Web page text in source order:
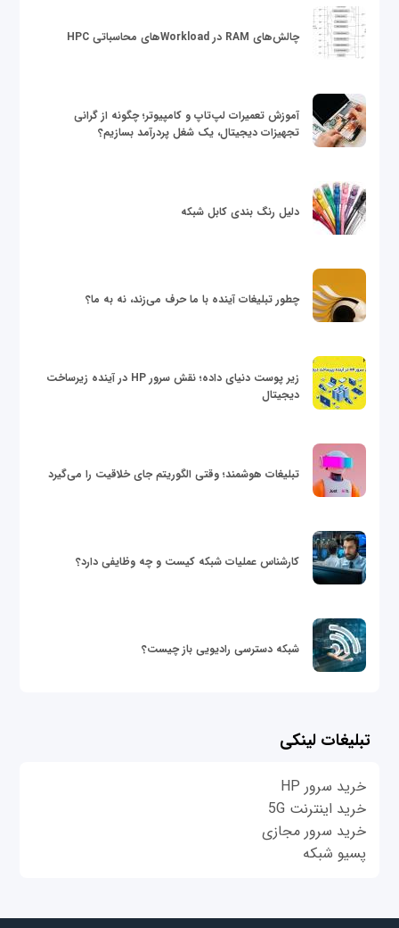
چالش‌های RAM در Workloadهای محاسباتی HPC
آموزش تعمیرات لپ‌تاپ و کامپیوتر؛ چگونه از گرانی
تجهیزات دیجیتال، یک شغل پردرآمد بسازیم؟
دلیل رنگ بندی کابل شبکه
چطور تبلیغات آینده با ما حرف می‌زند، نه به ما؟
زیر پوست دنیای داده؛ نقش سرور HP در آینده زیرساخت
دیجیتال
تبلیغات هوشمند؛ وقتی الگوریتم جای خلاقیت را می‌گیرد
کارشناس عملیات شبکه کیست و چه وظایفی دارد؟
شبکه دسترسی رادیویی باز چیست؟
تبلیغات لینکی
خرید سرور HP
خرید اینترنت 5G
خرید سرور مجازی
پسیو شبکه